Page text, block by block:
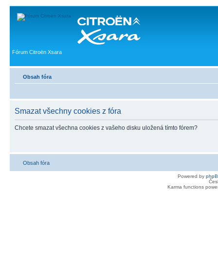
Fórum Citroën Xsara
Obsah fóra
Smazat všechny cookies z fóra
Chcete smazat všechna cookies z vašeho disku uložená tímto fórem?
Obsah fóra
Powered by
Karma functions